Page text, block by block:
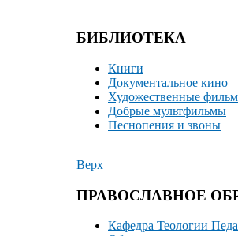
БИБЛИОТЕКА
Книги
Документальное кино
Художественные
Добрые мультфильмы
Песнопения и звоны
Верх
ПРАВОСЛАВНОЕ
Кафедра Теологии